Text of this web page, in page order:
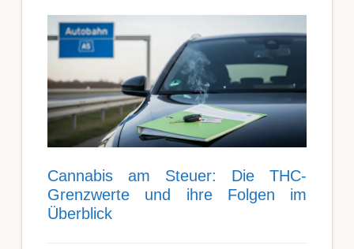
Can­nabis am Steu­er: Die THC-
Grenz­werte und ihre Folgen im
Über­blick